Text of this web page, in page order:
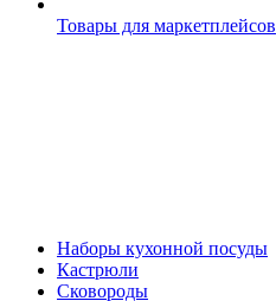
Товары для маркетплейсов
Наборы кухонной посуды
Кастрюли
Сковороды